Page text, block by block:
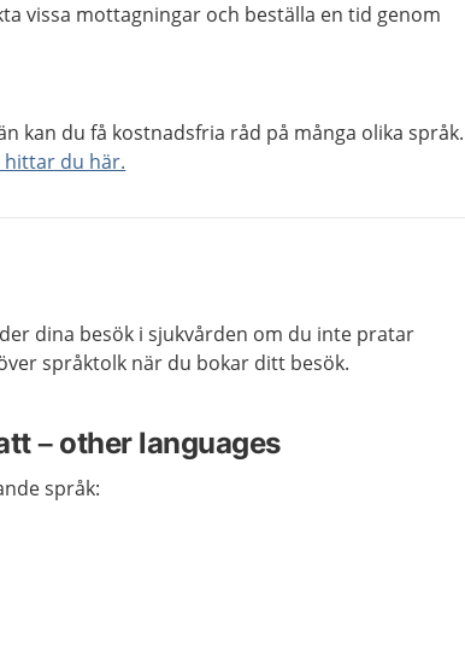
vissa mottagningar och beställa en tid genom
kan du få kostnadsfria råd på många olika språk.
du här.
dina besök i sjukvården om du inte pratar
språktolk när du bokar ditt besök.
– other languages
språk: